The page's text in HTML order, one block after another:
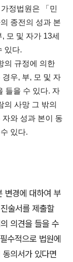
정법원은 「민
종전의 성과 본
모 및 자가 13세
있다.
의 규정에 의한
우, 부, 모 및 자
들을 수 있다. 자
의 사망 그 밖의
와 성과 본이 동
있다.
변경에 대하여 부
술서를 제출할
의견을 들을 수
수적으로 법원에
동의서가 있다면